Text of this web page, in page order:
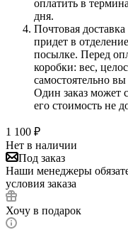
оплатить в
дня.
Почтовая доставка
придет в
посылке. Перед
коробки: вес,
самостоятельно
Один заказ может
его стоимость не
1 100 ₽
Нет в наличии
Под заказ
Наши менеджеры
условия заказа
Хочу в подарок